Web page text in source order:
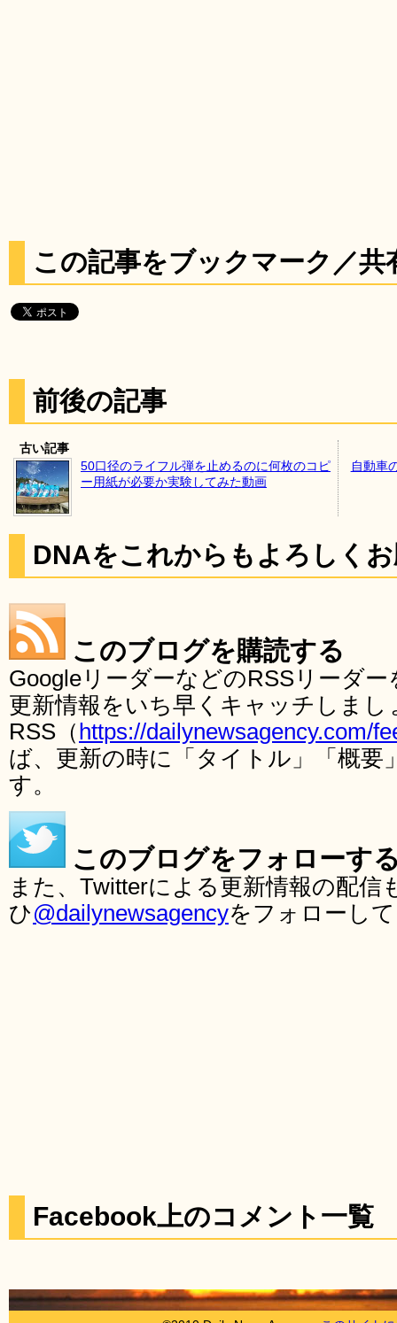
この記事をブックマーク／共
前後の記事
古い記事
50口径のライフル弾を止めるのに何枚のコピ
ー用紙が必要か実験してみた動画
自動車
DNAをこれからもよろしく
このブログを購読する
GoogleリーダーなどのRSSリーダ
更新情報をいち早くキャッチしま
RSS（ https://dailynewsagency.com/
ば、更新の時に「タイトル」「概要
す。
このブログをフォローす
また、Twitterによる更新情報の配
ひ@dailynewsagencyをフォローし
Facebook上のコメント一覧